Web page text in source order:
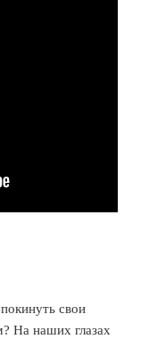
свои
На наших глазах